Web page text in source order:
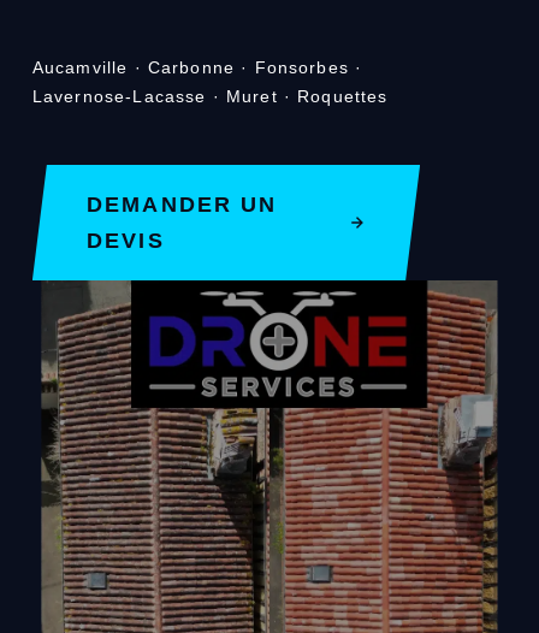
Aucamville · Carbonne · Fonsorbes ·
Lavernose-Lacasse · Muret · Roquettes
DEMANDER UN
DEVIS